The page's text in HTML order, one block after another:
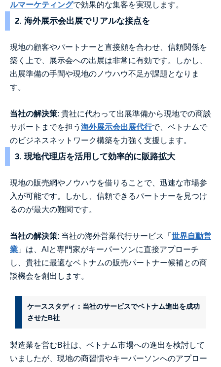
ルマーケティングで効果的な集客を実現します。
2. 海外展示会出展でリアルな接点を
現地の顧客やパートナーと直接顔を合わせ、信頼関係を
築く上で、展示会への出展は非常に有効です。しかし、
出展準備の手間や現地のノウハウ不足が課題となりま
す。
当社の解決策: 貴社に代わって出展準備から現地での商談
サポートまでを担う 海外展示会出展代行で、ベトナムで
のビジネスネットワーク構築を力強く支援します。
3. 現地代理店を活用して効率的に販路拡大
現地の販売網やノウハウを借りることで、迅速な市場参
入が可能です。しかし、信頼できるパートナーを見つけ
るのが最大の難関です。
当社の解決策: 当社の海外営業代行サービス「 世界自動営
業 」は、AIと専門家がキーパーソンに直接アプローチ
し、貴社に最適なベトナムの販売パートナー候補との商
談機会を創出します。
ケーススタディ：当社のサービスでベトナム進出を成功
させたB社
製造業を営むB社は、ベトナム市場への進出を検討して
いましたが、現地の商習慣やキーパーソンへのアプロー